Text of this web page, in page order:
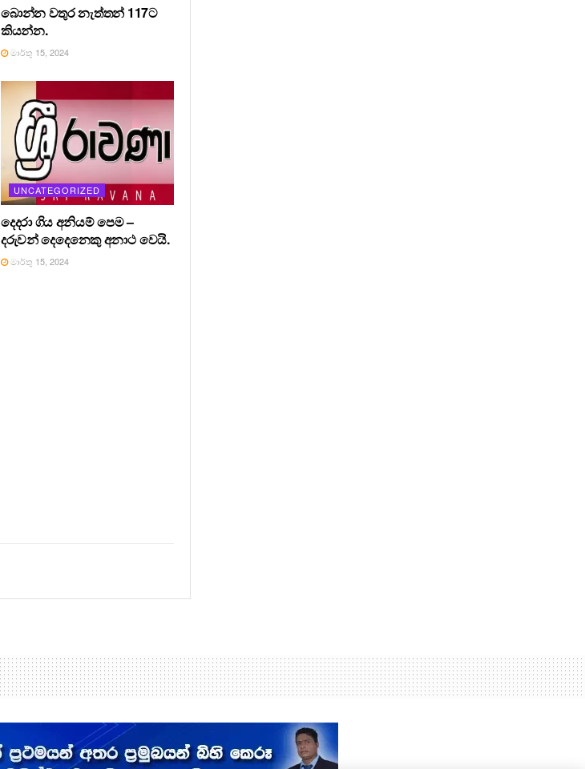
බොන්න වතුර නැත්තන් 117ට
කියන්න.
මාර්තු 15, 2024
UNCATEGORIZED
දෙදරා ගිය අනියම් පෙම –
දරුවන් දෙදෙනෙකු අනාථ වෙයි.
මාර්තු 15, 2024